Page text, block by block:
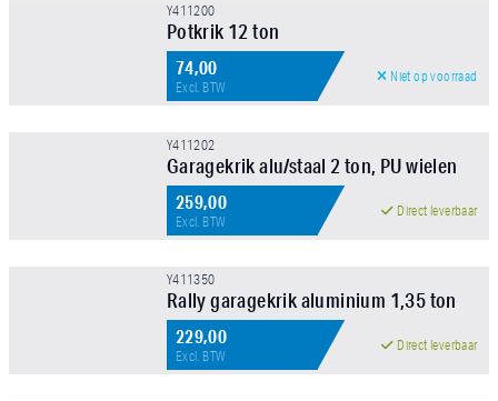
Y411200
Potkrik 12 ton
74,00
Excl. BTW
Niet op voorraad
Y411202
Garagekrik alu/staal 2 ton, PU wielen
259,00
Excl. BTW
Direct leverbaar
Y411350
Rally garagekrik aluminium 1,35 ton
229,00
Excl. BTW
Direct leverbaar